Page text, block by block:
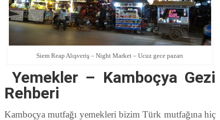
Siem Reap Alışveriş – Night Market – Ucuz gece pazarı
Yemekler – Kamboçya Gezi
Rehberi
Kamboçya mutfağı yemekleri bizim Türk mutfağına hiç